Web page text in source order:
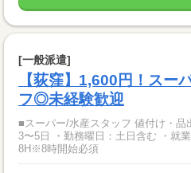
[一般派遣]
【荻窪】1,600円！スー
フ◎未経験歓迎
■スーパー/水産スタッフ 値付け・品出し・清掃
3〜5日 ・勤務曜日：土日含む ・就
8H※8時開始必須